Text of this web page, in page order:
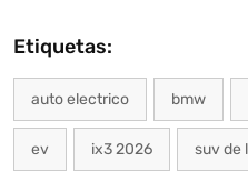
Etiquetas:
auto electrico bmw
ev ix3 2026 suv de